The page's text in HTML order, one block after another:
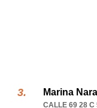
Marina
CALLE 69 28 C